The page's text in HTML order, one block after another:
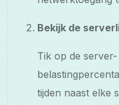
Bekijk de
Tik op de
tijden naast elke